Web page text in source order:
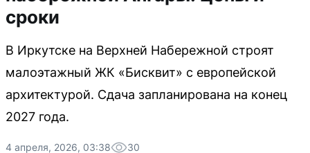
сроки
В Иркутске на Верхней Набережной строят
малоэтажный ЖК «Бисквит» с европейской
архитектурой. Сдача запланирована на конец
2027 года.
4 апреля, 2026, 03:38 30